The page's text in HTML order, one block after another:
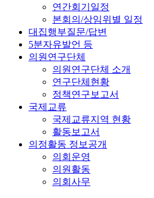
연간회기일정
본회의/상임위별 일정
대집행부질문/답변
5분자유발언 등
의원연구단체
의원연구단체 소개
연구단체현황
정책연구보고서
국제교류
국제교류지역 현황
활동보고서
의정활동 정보공개
의회운영
의원활동
의회사무